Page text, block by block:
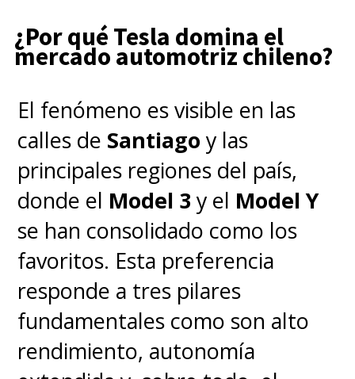
¿Por qué Tesla domina el
mercado automotriz chileno?
El fenómeno es visible en las
calles de Santiago y las
principales regiones del país,
donde el Model 3 y el Model Y
se han consolidado como los
favoritos. Esta preferencia
responde a tres pilares
fundamentales como son alto
rendimiento, autonomía